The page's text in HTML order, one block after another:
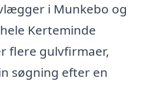
i Munkebo og
Kerteminde
flere gulvfirmaer,
søgning efter en